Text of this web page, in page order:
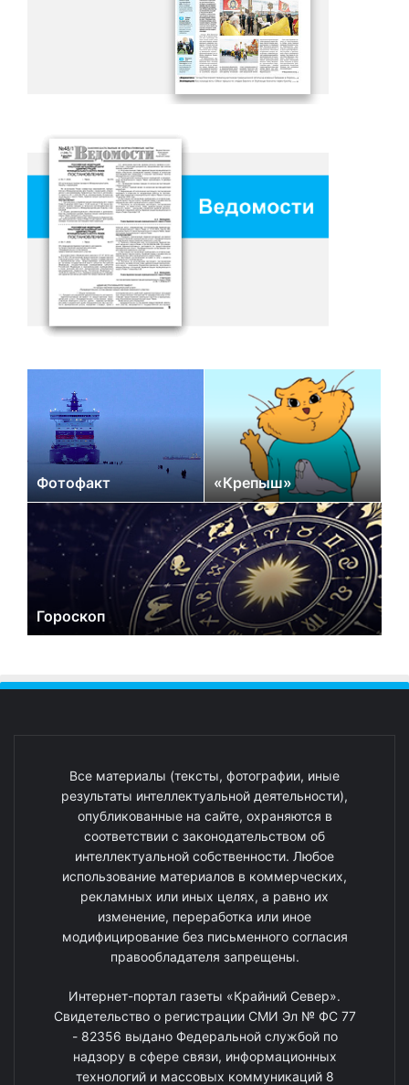
Фотофакт «Крепыш»
Гороскоп
Все материалы (тексты, фотографии, иные
результаты интеллектуальной деятельности),
опубликованные на сайте, охраняются в
соответствии с законодательством об
интеллектуальной собственности. Любое
использование материалов в коммерческих,
рекламных или иных целях, а равно их
изменение, переработка или иное
модифицирование без письменного согласия
правообладателя запрещены.
Интернет-портал газеты «Крайний Север».
Свидетельство о регистрации СМИ Эл № ФС 77
- 82356 выдано Федеральной службой по
надзору в сфере связи, информационных
технологий и массовых коммуникаций 8